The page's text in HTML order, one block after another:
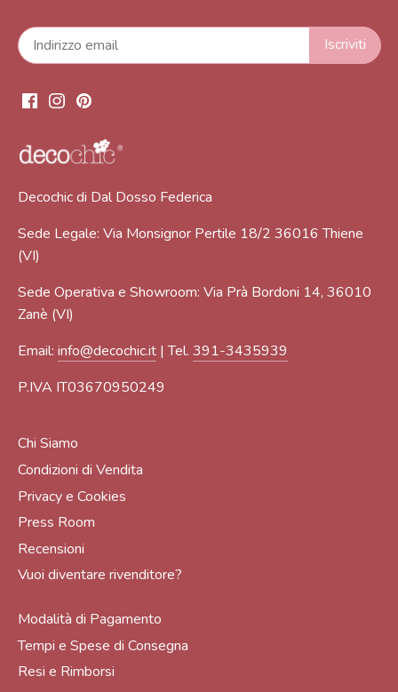
Decochic di Dal Dosso Federica
Sede Legale: Via Monsignor Pertile 18/2 36016 Thiene
(VI)
Sede Operativa e Showroom: Via Prà Bordoni 14, 36010
Zanè (VI)
Email: info@decochic.it | Tel. 391-3435939
P.IVA IT03670950249
Chi Siamo
Condizioni di Vendita
Privacy e Cookies
Press Room
Recensioni
Vuoi diventare rivenditore?
Modalità di Pagamento
Tempi e Spese di Consegna
Resi e Rimborsi